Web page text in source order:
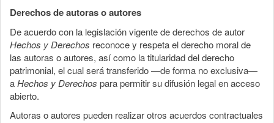
Derechos de autoras o autores
De acuerdo con la legislación vigente de derechos de autor
Hechos y Derechos reconoce y respeta el derecho moral de
las autoras o autores, así como la titularidad del derecho
patrimonial, el cual será transferido —de forma no exclusiva—
aHechos y Derechos para permitir su difusión legal en acceso
abierto.
Autoras o autores pueden realizar otros acuerdos contractuales